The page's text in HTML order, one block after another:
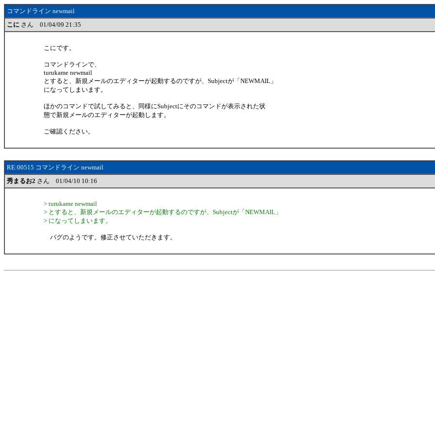
コマンドライン newmail
こに さん 01/04/09 21:35
こにです。
コマンドラインで、
turukame newmail
とすると、新規メールのエディターが起動するのですが、Subjectが「NEWMAIL」
になってしまいます。
ほかのコマンドで試してみると、同様にSubjectにそのコマンドが表示された状
態で新規メールのエディターが起動します。
ご確認ください。
RE:00515 コマンドライン newmail
秀まるお2 さん 01/04/10 10:16
> turukame newmail
> とすると、新規メールのエディターが起動するのですが、Subjectが「NEWMAIL」
> になってしまいます。
バグのようです。修正させていただきます。